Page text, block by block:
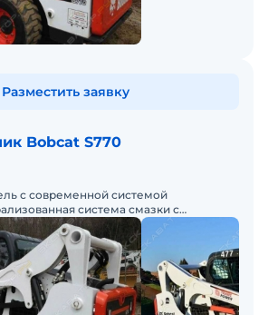
Bobcat S770
с современной системой
система смазки с
Цена с НДС. Комфортная
Разместить заявку